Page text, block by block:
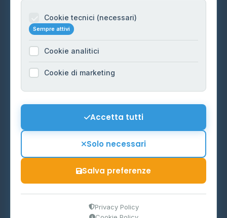
Informazioni legali
Cookie Policy
Preferenze Cookie
Mappa del sito
P.IVA 03859300364
Cookie tecnici (necessari)
Sempre attivi
Cookie analitici
Cookie di marketing
Accetta tutti
Solo necessari
Salva preferenze
Privacy Policy